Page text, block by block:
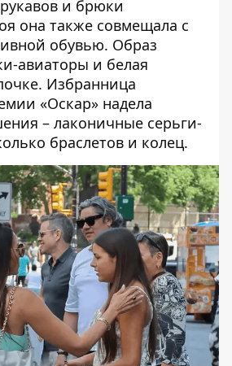
и брюки
она также совмещала с
обувью. Образ
авиаторы и белая
Избранница
«Оскар» надела
– лаконичные серьги-
браслетов и колец.